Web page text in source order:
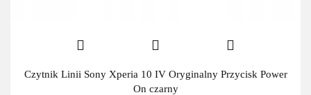
Czytnik Linii Sony Xperia 10 IV Oryginalny Przycisk Power
On czarny